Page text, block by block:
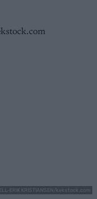
ERIK KRISTIANSEN/kekstock.com